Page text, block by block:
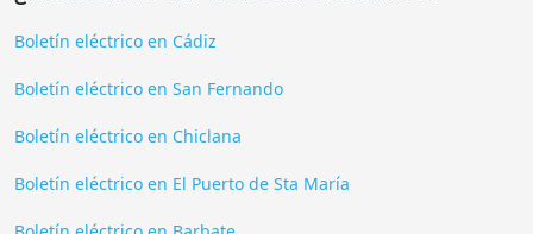
Boletín eléctrico en Cádiz